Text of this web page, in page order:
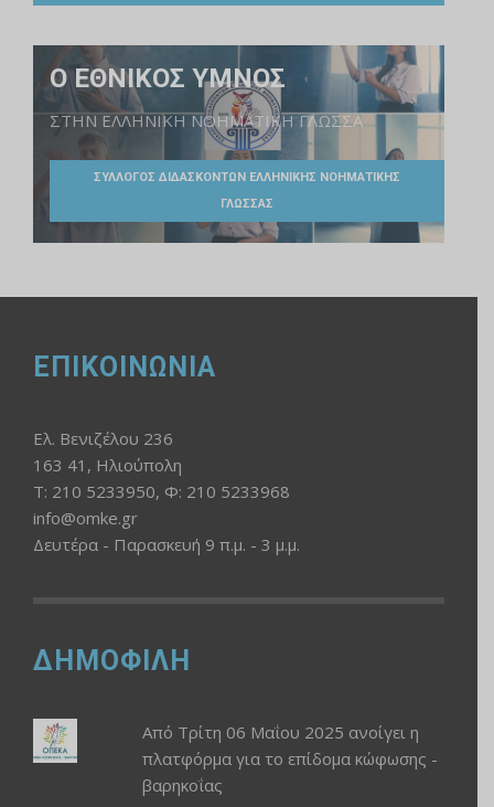
Ο ΕΘΝΙΚΟΣ ΥΜΝΟΣ
ΣΤΗΝ ΕΛΛΗΝΙΚΗ ΝΟΗΜΑΤΙΚΗ ΓΛΩΣΣΑ
ΣΥΛΛΟΓΟΣ ΔΙΔΑΣΚΟΝΤΩΝ ΕΛΛΗΝΙΚΗΣ ΝΟΗΜΑΤΙΚΗΣ
ΓΛΩΣΣΑΣ
ΕΠΙΚΟΙΝΩΝΙΑ
Ελ. Βενιζέλου 236
163 41, Ηλιούπολη
Τ: 210 5233950, Φ: 210 5233968
info@omke.gr
Δευτέρα - Παρασκευή 9 π.μ. - 3 μ.μ.
ΔΗΜΟΦΙΛΗ
Από Τρίτη 06 Μαΐου 2025 ανοίγει η
πλατφόρμα για το επίδομα κώφωσης -
βαρηκοΐας